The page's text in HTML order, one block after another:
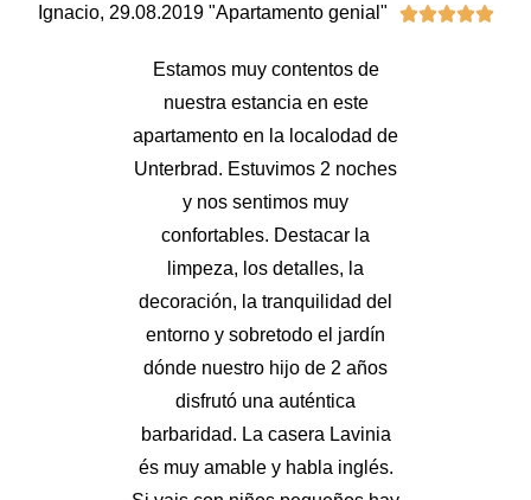
Ignacio, 29.08.2019 "Apartamento genial" 
Estamos muy contentos de
nuestra estancia en este
apartamento en la localodad de
Unterbrad. Estuvimos 2 noches
y nos sentimos muy
confortables. Destacar la
limpeza, los detalles, la
decoración, la tranquilidad del
entorno y sobretodo el jardín
dónde nuestro hijo de 2 años
disfrutó una auténtica
barbaridad. La casera Lavinia
és muy amable y habla inglés.